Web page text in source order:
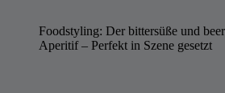
Foodstyling: Der bittersüße und
Aperitif – Perfekt in Szene gesetzt